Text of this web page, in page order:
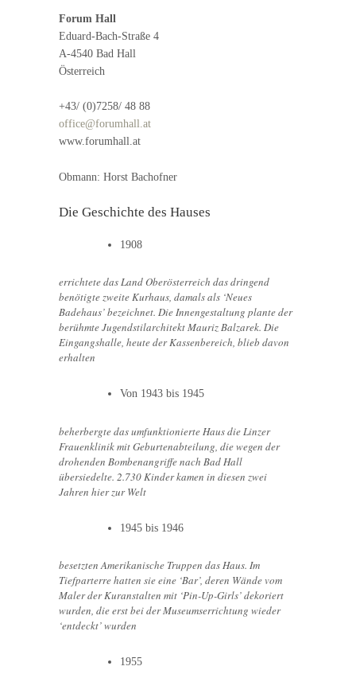
Forum Hall
Eduard-Bach-Straße 4
A-4540 Bad Hall
Österreich
+43/ (0)7258/ 48 88
office@forumhall.at
www.forumhall.at
Obmann: Horst Bachofner
Die Geschichte des Hauses
1908
errichtete das Land Oberösterreich das dringend
benötigte zweite Kurhaus, damals als ‘Neues
Badehaus’ bezeichnet. Die Innengestaltung plante der
berühmte Jugendstilarchitekt Mauriz Balzarek. Die
Eingangshalle, heute der Kassenbereich, blieb davon
erhalten
Von 1943 bis 1945
beherbergte das umfunktionierte Haus die Linzer
Frauenklinik mit Geburtenabteilung, die wegen der
drohenden Bombenangriffe nach Bad Hall
übersiedelte. 2.730 Kinder kamen in diesen zwei
Jahren hier zur Welt
1945 bis 1946
besetzten Amerikanische Truppen das Haus. Im
Tiefparterre hatten sie eine ‘Bar’, deren Wände vom
Maler der Kuranstalten mit ‘Pin-Up-Girls’ dekoriert
wurden, die erst bei der Museumserrichtung wieder
‘entdeckt’ wurden
1955